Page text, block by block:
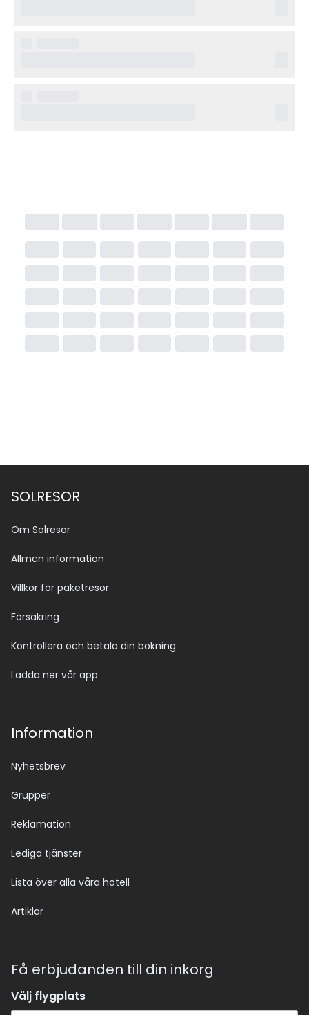
SOLRESOR
Om Solresor
Allmän information
Villkor för paketresor
Försäkring
Kontrollera och betala din bokning
Ladda ner vår app
Information
Nyhetsbrev
Grupper
Reklamation
Lediga tjänster
Lista över alla våra hotell
Artiklar
Få erbjudanden till din inkorg
Välj flygplats